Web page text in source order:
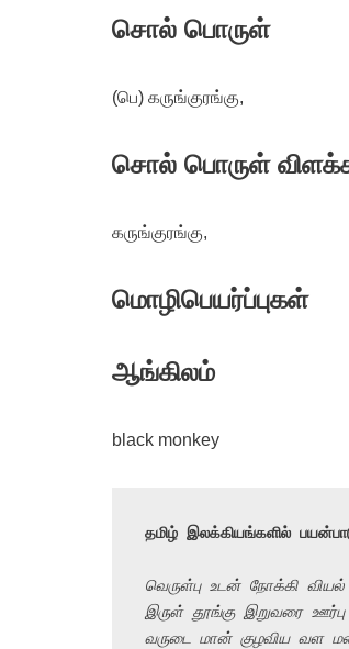
சொல் பொருள்
(பெ) கருங்குரங்கு,
சொல் பொருள்
கருங்குரங்கு,
மொழிபெயர்ப்புகள்
ஆங்கிலம்
black monkey
தமிழ் இலக்கியங்களில்
வெருள்பு உடன் நோக்கி
இருள் தூங்கு இறுவரை ஊர்பு
வருடை மான் குழவிய வள